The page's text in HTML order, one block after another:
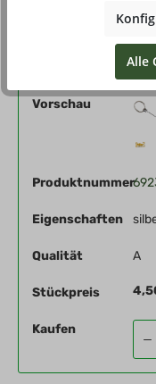
Vorschau
Produktnummer
Eigenschaften
Qualität A
Stückpreis
Kaufen
Alle